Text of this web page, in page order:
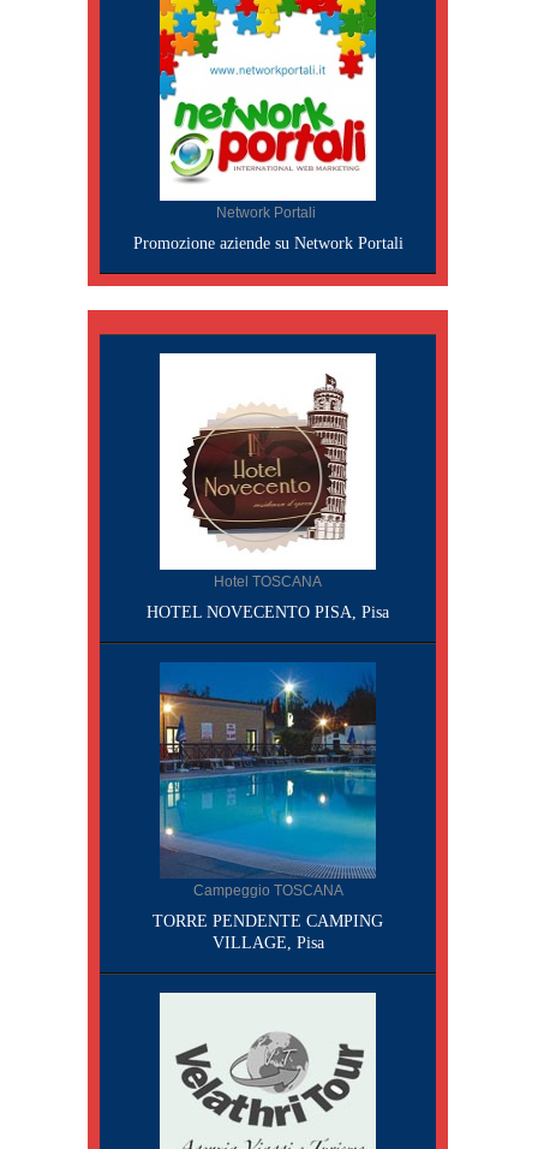
Network Portali
Promozione aziende su Network Portali
Hotel TOSCANA
HOTEL NOVECENTO PISA, Pisa
Campeggio TOSCANA
TORRE PENDENTE CAMPING
VILLAGE, Pisa